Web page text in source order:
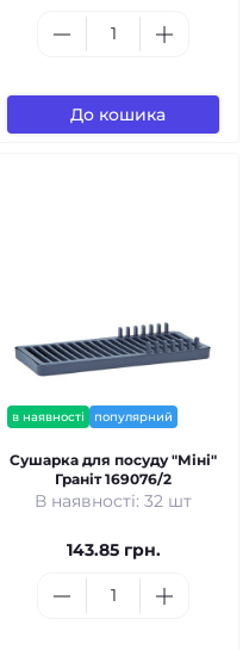
До кошика
в наявності популярний
Сушарка для посуду "Міні"
Граніт 169076/2
В наявності: 32 шт
143.85 грн.